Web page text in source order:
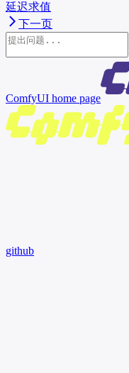
延迟求值
下一页
ComfyUI home page
github